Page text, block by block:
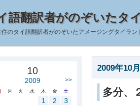
語翻訳者がのぞいたタ
住のタイ語翻訳者がのぞいたアメージングタイラ
2009年10
多分、
10
2009 >>
月 火 水 木 金 土
1 2
3